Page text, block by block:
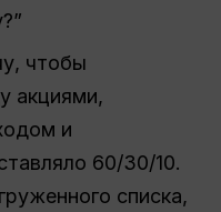
чтобы
акциями,
и
60/30/10.
списка,